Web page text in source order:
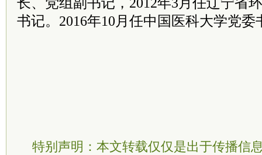
书记。2016年10月任中国医科大学党委
特别声明：本文转载仅仅是出于传播信